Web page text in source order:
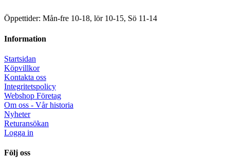
Öppettider: Mån-fre 10-18, lör 10-15, Sö 11-14
Information
Startsidan
Köpvillkor
Kontakta oss
Integritetspolicy
Webshop Företag
Om oss - Vår historia
Nyheter
Returansökan
Logga in
Följ oss